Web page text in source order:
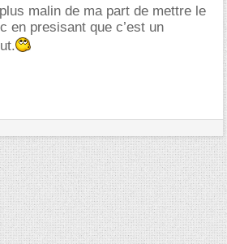
malin de ma part de mettre le
en presisant que c’est un